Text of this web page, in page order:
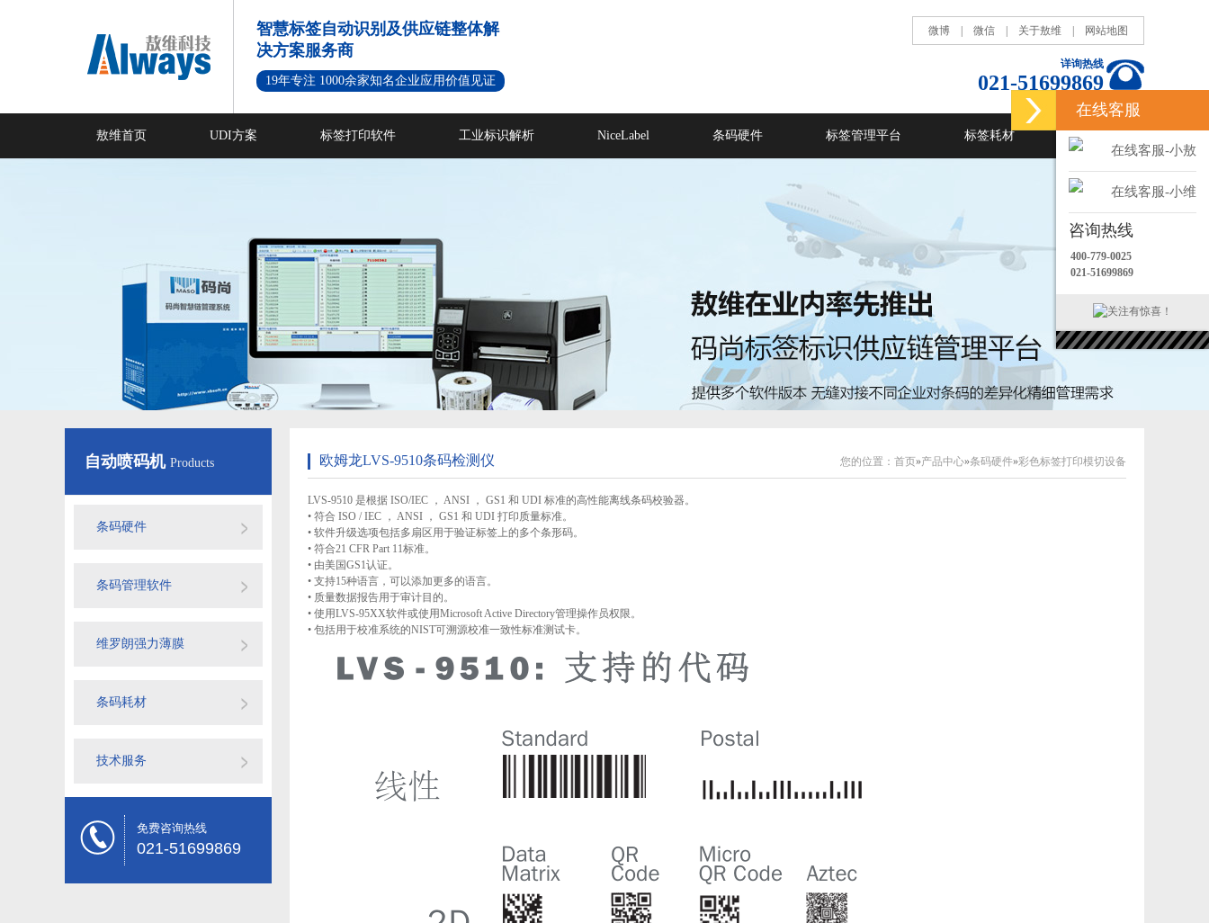
智慧标签自动识别及供应链整体解
决方案服务商
19年专注 1000余家知名企业应用价值见证
微博 微信 关于敖维 网站地图
详询热线
021-51699869
敖维首页 UDI方案 标签打印软件 工业标识解析 NiceLabel 条码硬件 标签管理平台 标签耗材 RFID
自动喷码机 Products
条码硬件
条码管理软件
维罗朗强力薄膜
条码耗材
技术服务
免费咨询热线
021-51699869
欧姆龙LVS-9510条码检测仪 您的位置： 首页»产品中心»条码硬件»彩色标签打印模切设备
LVS-9510 是根据 ISO/IEC ， ANSI ， GS1 和 UDI 标准的高性能离线条码校验器。
• 符合 ISO / IEC ， ANSI ， GS1 和 UDI 打印质量标准。
• 软件升级选项包括多扇区用于验证标签上的多个条形码。
• 符合21 CFR Part 11标准。
• 由美国GS1认证。
• 支持15种语言，可以添加更多的语言。
• 质量数据报告用于审计目的。
• 使用LVS-95XX软件或使用Microsoft Active Directory管理操作员权限。
• 包括用于校准系统的NIST可溯源校准一致性标准测试卡。
在线客服
在线客服-小敖
在线客服-小维
咨询热线
400-779-0025
021-51699869
关注有惊喜！